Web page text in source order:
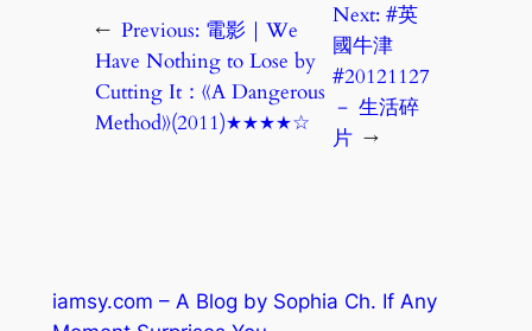
← Previous: 電影｜We
Have Nothing to Lose by
Cutting It：《A Dangerous
Method》(2011)★★★★☆
Next:#英
國牛津
#20121127
－ 生活碎
片 →
iamsy.com – A Blog by Sophia Ch. If Any